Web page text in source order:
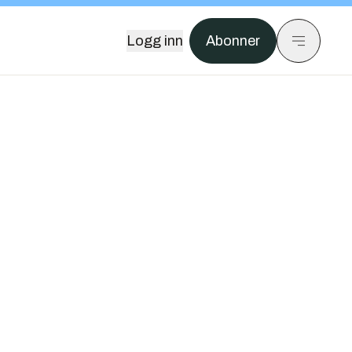
Logg inn Abonner